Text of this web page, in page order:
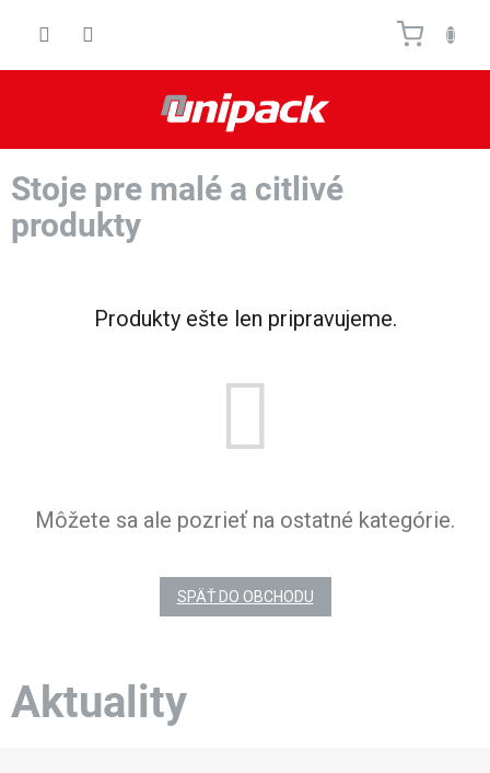
Stoje pre malé a citlivé
produkty
Produkty ešte len pripravujeme.
Môžete sa ale pozrieť na ostatné kategórie.
SPÄŤ DO OBCHODU
Aktuality